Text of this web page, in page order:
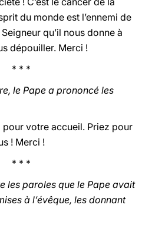
du monde est l’ennemi de
qu’il nous donne à
dépouiller. Merci !
* * *
le Pape a prononcé les
votre accueil. Priez pour
! Merci !
* * *
les paroles que le Pape avait
à l’évêque, les donnant